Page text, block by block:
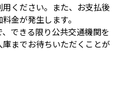
ください。また、お支払後
金が発生します。
できる限り公共交通機関を
までお待ちいただくことが